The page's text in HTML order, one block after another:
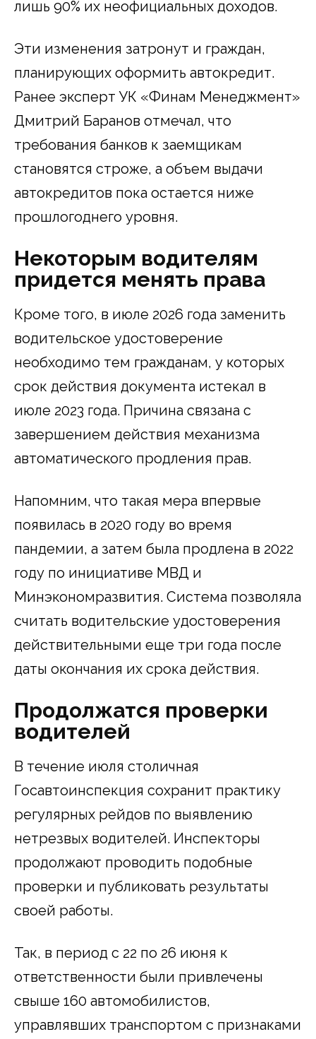
лишь 90% их неофициальных доходов.
Эти изменения затронут и граждан,
планирующих оформить автокредит.
Ранее эксперт УК «Финам Менеджмент»
Дмитрий Баранов отмечал, что
требования банков к заемщикам
становятся строже, а объем выдачи
автокредитов пока остается ниже
прошлогоднего уровня.
Некоторым водителям
придется менять права
Кроме того, в июле 2026 года заменить
водительское удостоверение
необходимо тем гражданам, у которых
срок действия документа истекал в
июле 2023 года. Причина связана с
завершением действия механизма
автоматического продления прав.
Напомним, что такая мера впервые
появилась в 2020 году во время
пандемии, а затем была продлена в 2022
году по инициативе МВД и
Минэкономразвития. Система позволяла
считать водительские удостоверения
действительными еще три года после
даты окончания их срока действия.
Продолжатся проверки
водителей
В течение июля столичная
Госавтоинспекция сохранит практику
регулярных рейдов по выявлению
нетрезвых водителей. Инспекторы
продолжают проводить подобные
проверки и публиковать результаты
своей работы.
Так, в период с 22 по 26 июня к
ответственности были привлечены
свыше 160 автомобилистов,
управлявших транспортом с признаками